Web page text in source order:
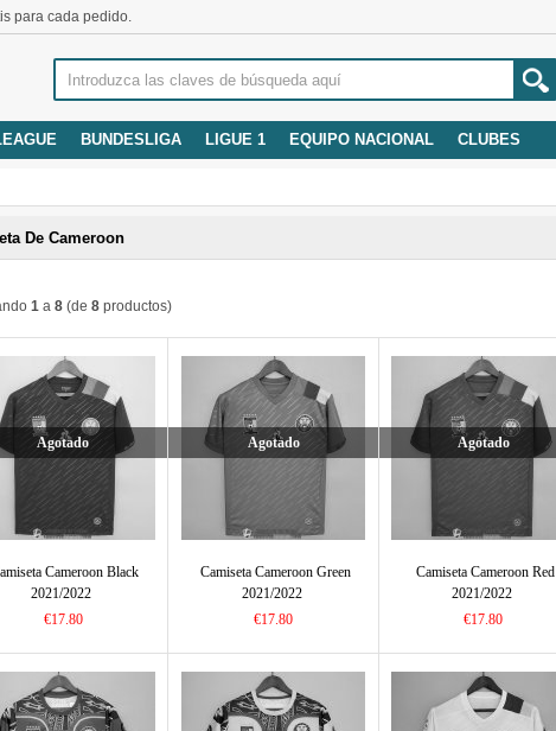
para cada pedido.
BUNDESLIGA LIGUE 1 EQUIPO NACIONAL CLUBES
De Cameroon
1 a 8 (de 8 productos)
Agotado
Cameroon Black
2021/2022
€17.80
Agotado
Camiseta Cameroon Green
2021/2022
€17.80
Agotado
Camiseta Cameroon Red
2021/2022
€17.80